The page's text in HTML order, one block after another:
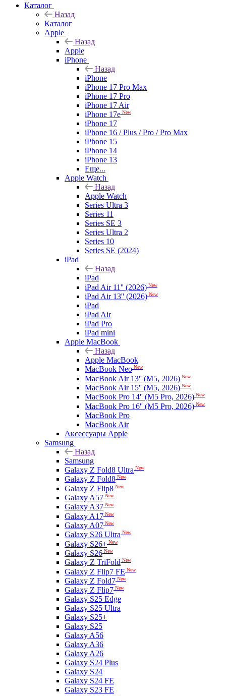
Каталог
Назад
Каталог
Apple
Назад
Apple
iPhone
Назад
iPhone
iPhone 17 Pro Max
iPhone 17 Pro
iPhone 17 Air
iPhone 17e New
iPhone 17
iPhone 16 / Plus / Pro / Pro Max
iPhone 15
iPhone 14
iPhone 13
Еще...
Apple Watch
Назад
Apple Watch
Series Ultra 3
Series 11
Series SE 3
Series Ultra 2
Series 10
Series SE (2024)
iPad
Назад
iPad
iPad Air 11'' (2026) New
iPad Air 13'' (2026) New
iPad
iPad Air
iPad Pro
iPad mini
Apple MacBook
Назад
Apple MacBook
MacBook Neo New
MacBook Air 13'' (M5, 2026) New
MacBook Air 15'' (M5, 2026) New
MacBook Pro 14'' (M5 Pro, 2026) New
MacBook Pro 16'' (M5 Pro, 2026) New
MacBook Pro
MacBook Air
Аксессуары Apple
Samsung
Назад
Samsung
Galaxy Z Fold8 Ultra New
Galaxy Z Fold8 New
Galaxy Z Flip8 New
Galaxy A57 New
Galaxy A37 New
Galaxy A17 New
Galaxy A07 New
Galaxy S26 Ultra New
Galaxy S26+ New
Galaxy S26 New
Galaxy Z TriFold New
Galaxy Z Flip7 FE New
Galaxy Z Fold7 New
Galaxy Z Flip7 New
Galaxy S25 Edge
Galaxy S25 Ultra
Galaxy S25+
Galaxy S25
Galaxy A56
Galaxy A36
Galaxy A26
Galaxy S24 Plus
Galaxy S24
Galaxy S24 FE
Galaxy S23 FE